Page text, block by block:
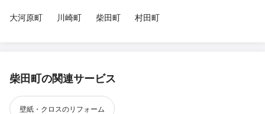
大河原町
川崎町 柴田町 村田町
柴田町の関連サービス
壁紙・クロスのリフォーム